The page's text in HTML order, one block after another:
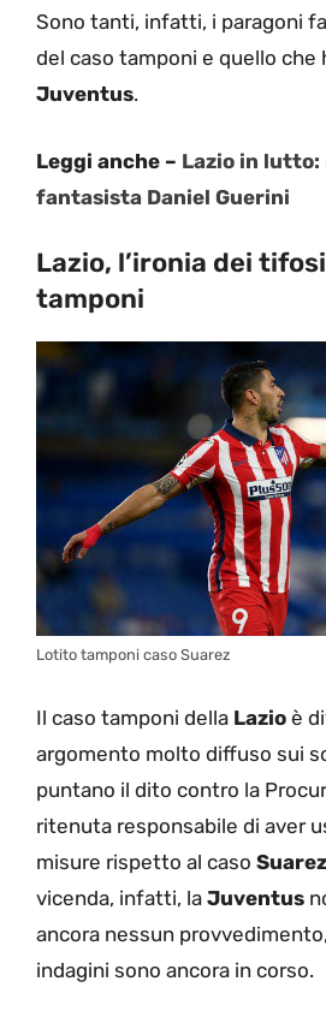
Sono tanti, infatti, i paragoni
del caso tamponi e quello che
Juventus.
Leggi anche – Lazio in
fantasista Daniel Guerini
Lazio, l’ironia dei
tamponi
Lotito tamponi caso Suarez
Il caso tamponi della Lazio è
argomento molto diffuso sui
puntano il dito contro la
ritenuta responsabile di aver
misure rispetto al caso Suarez
vicenda, infatti, la Juventus
ancora nessun
indagini sono ancora in corso.